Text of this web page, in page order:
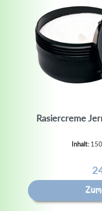
Rasiercreme
Inhalt: